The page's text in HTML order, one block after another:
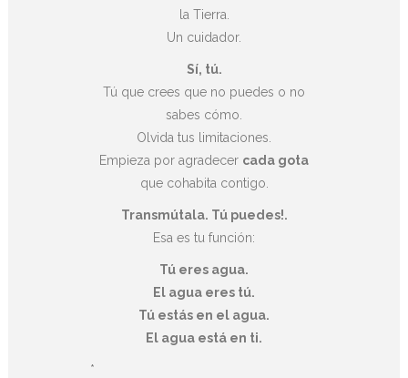
la Tierra.
Un cuidador.
Sí, tú.
Tú que crees que no puedes o no
sabes cómo.
Olvida tus limitaciones.
Empieza por agradecer cada gota
que cohabita contigo.
Transmútala. Tú puedes!.
Esa es tu función:
Tú eres agua.
El agua eres tú.
Tú estás en el agua.
El agua está en ti.
*